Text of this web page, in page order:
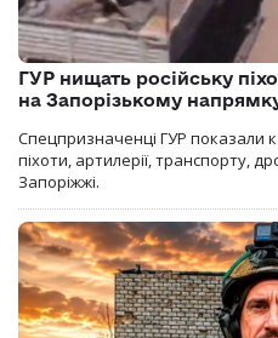
ГУР нищать російську
на Запорізькому
Спецпризначенці ГУР показали
піхоти, артилерії, транспорту,
Запоріжжі.